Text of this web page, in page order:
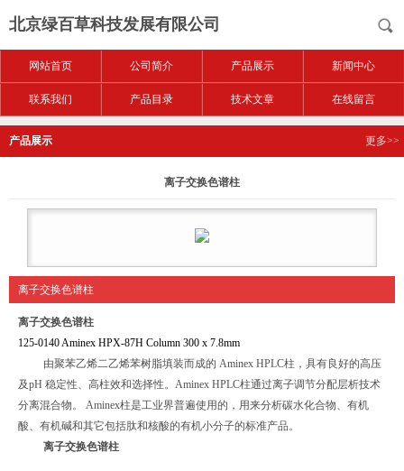
北京绿百草科技发展有限公司
网站首页 公司简介 产品展示 新闻中心
联系我们 产品目录 技术文章 在线留言
产品展示 更多>>
离子交换色谱柱
离子交换色谱柱
离子交换色谱柱
125-0140 Aminex HPX-87H Column 300 x 7.8mm
由聚苯乙烯二乙烯苯树脂填装而成的 Aminex HPLC柱，具有良好的高压
及pH 稳定性、高柱效和选择性。Aminex HPLC柱通过离子调节分配层析技术
分离混合物。 Aminex柱是工业界普遍使用的，用来分析碳水化合物、有机
酸、有机碱和其它包括肽和核酸的有机小分子的标准产品。
离子交换色谱柱